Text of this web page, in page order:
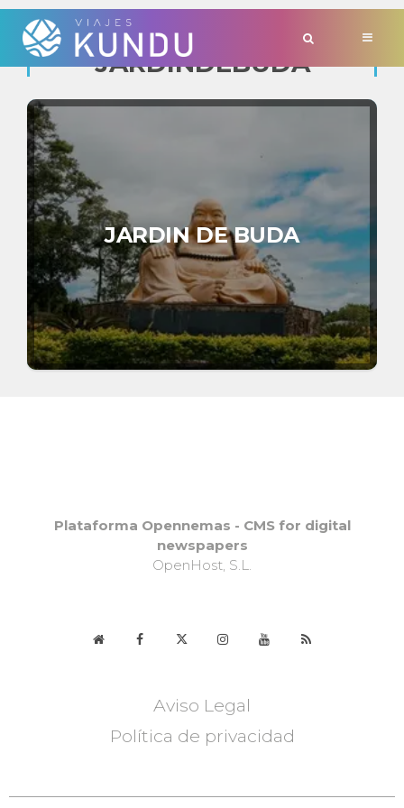
TAG:
'JARDINDEBUDA'
JARDIN DE BUDA
Plataforma Opennemas - CMS for digital
newspapers
OpenHost, S.L.
Aviso Legal
Política de privacidad